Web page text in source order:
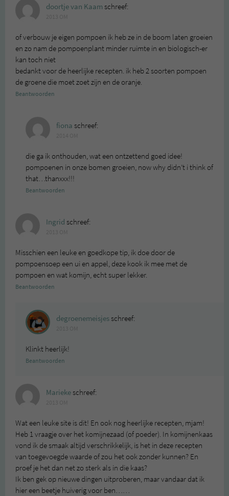
doortje van Kaam schreef:
of verbouw je eigen pompoen ik heb ze in de boom laten groeien
en zo nam de pompoenplant minder ruimte in en biologisch-er
kan toch niet
bedankt voor de heerlijke recepten. ik heb 2 soorten pompoen
de groene die moet zoet zijn en de oranje.
Beantwoorden
fiona schreef:
die ga ik onthouden, wat een ontzettend goed idee!
pompoenen in onze bomen groeien, now why didn’t i think of
that…thanxxx!!!
Beantwoorden
Ingrid schreef:
Misschien een leuke en goedkope tip, ik doe door de
pompoensoep een ui en appel, deze kook ik mee met de
pompoen en wat komijn, echt super lekker.
Beantwoorden
degroenemeisjesschreef:
Klinkt heerlijk!
Beantwoorden
Mariekeschreef:
Wat een leuke site is dit! En ook nog heerlijke recepten, mjam!
Heb 1 vraagje over het komijnezaad (of poeder). In komijnenkaas
vond ik de smaak altijd verschrikkelijk, is het in deze recepten
van toegevoegde waarde of zou het ook zonder kunnen? En
proef je het dan net zo sterk als in die kaas?
Ik ben gek op nieuwe dingen uitproberen, maar vandaar dat ik
hier een beetje huiverig voor ben……